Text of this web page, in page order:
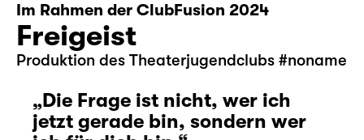
Im Rahmen der ClubFusion 2024
Freigeist
Produktion des Theaterjugendclubs #noname
„Die Frage ist nicht, wer ich
jetzt gerade bin, sondern wer